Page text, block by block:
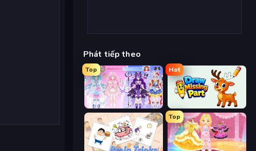
Phát tiếp theo
Top
Idol Livestream: Fashion Game
Hot
Draw Missing Part | DOP Puzzle
Top